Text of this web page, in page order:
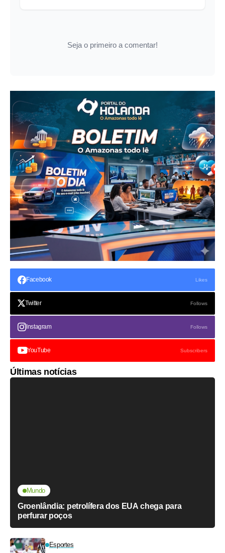
Seja o primeiro a comentar!
Facebook Likes
Twitter Follows
Instagram Follows
YouTube Subscribers
Últimas notícias
Mundo
Groenlândia: petrolífera dos EUA chega para
perfurar poços
Esportes